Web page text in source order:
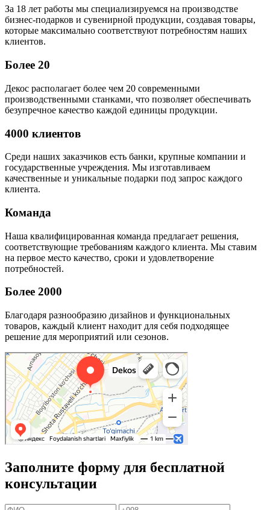
За 18 лет работы мы специализируемся на производстве
бизнес-подарков и сувенирной продукции, создавая товары,
которые максимально соответствуют потребностям наших
клиентов.
Более 20
Декос располагает более чем 20 современными
производственными станками, что позволяет обеспечивать
безупречное качество каждой единицы продукции.
4000 клиентов
Среди наших заказчиков есть банки, крупные компании и
государственные учреждения. Мы изготавливаем
качественные и уникальные подарки под запрос каждого
клиента.
Команда
Наша квалифицированная команда предлагает решения,
соответствующие требованиям каждого клиента. Мы ставим
на первое место качество, сроки и удовлетворение
потребностей.
Более 2000
Благодаря разнообразию дизайнов и функциональных
товаров, каждый клиент находит для себя подходящее
решение для мероприятий или сезонов.
Заполните форму для бесплатной
консультации